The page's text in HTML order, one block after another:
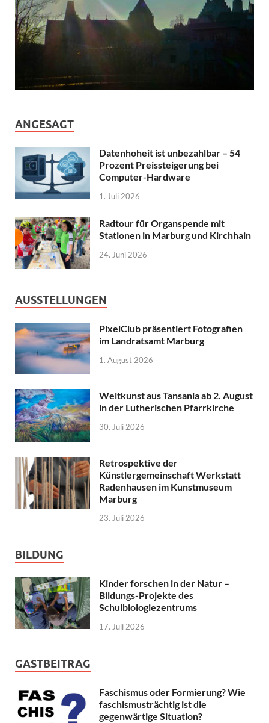
ANGESAGT
Datenhoheit ist unbezahlbar – 54
Prozent Preissteigerung bei
Computer-Hardware
1. Juli 2026
Radtour für Organspende mit
Stationen in Marburg und Kirchhain
24. Juni 2026
AUSSTELLUNGEN
PixelClub präsentiert Fotografien
im Landratsamt Marburg
1. August 2026
Weltkunst aus Tansania ab 2. August
in der Lutherischen Pfarrkirche
30. Juli 2026
Retrospektive der
Künstlergemeinschaft Werkstatt
Radenhausen im Kunstmuseum
Marburg
23. Juli 2026
BILDUNG
Kinder forschen in der Natur –
Bildungs-Projekte des
Schulbiologiezentrums
17. Juli 2026
GASTBEITRAG
Faschismus oder Formierung? Wie
faschismusträchtig ist die
gegenwärtige Situation?